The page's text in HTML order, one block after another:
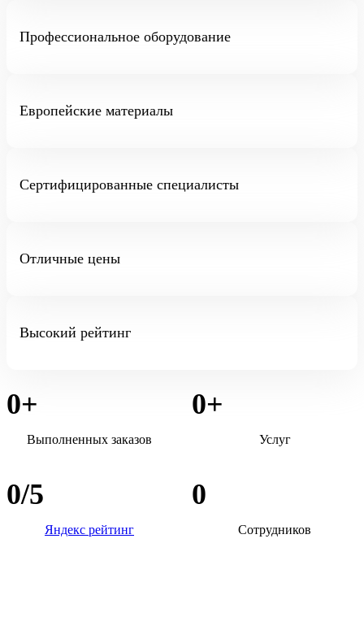
Профессиональное оборудование
Европейские материалы
Сертифицированные специалисты
Отличные цены
Высокий рейтинг
0+
Выполненных заказов
0+
Услуг
0/5
Яндекс рейтинг
0
Сотрудников